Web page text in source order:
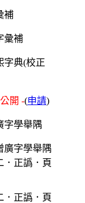
補
字典(校正
開 -(申請)
字學舉隅
．正譌．頁